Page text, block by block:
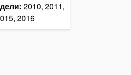
2010, 2011,
2016